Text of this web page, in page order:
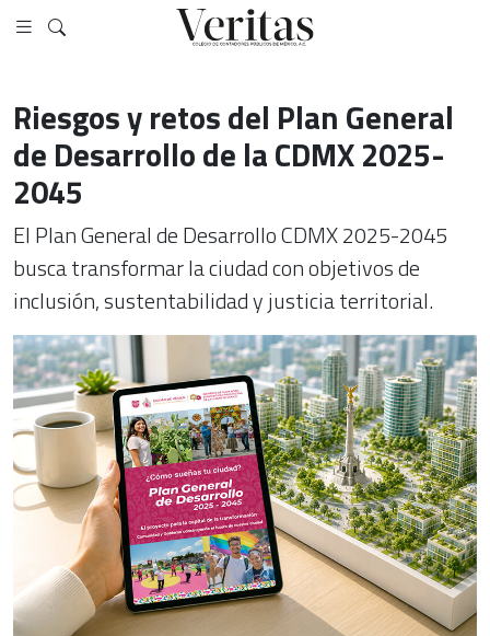
Riesgos y retos del Plan General
de Desarrollo de la CDMX 2025-
2045
El Plan General de Desarrollo CDMX 2025-2045
busca transformar la ciudad con objetivos de
inclusión, sustentabilidad y justicia territorial.